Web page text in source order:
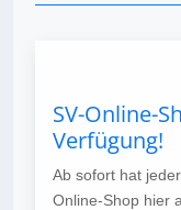
SV-Online-
Verfügung!
Ab sofort hat
Online-Shop hier